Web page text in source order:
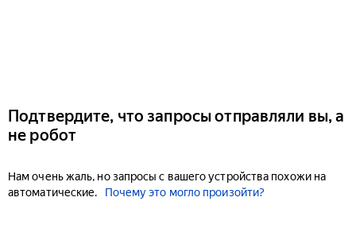
Подтвердите, что запросы отправляли вы, а
не робот
Нам очень жаль, но запросы с вашего устройства похожи на
автоматические.
Почему это могло произойти?